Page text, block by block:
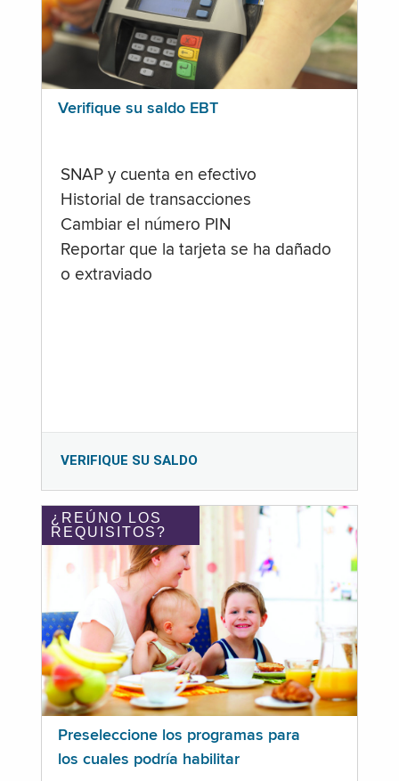
Verifique su saldo EBT
SNAP y cuenta en efectivo
Historial de transacciones
Cambiar el número PIN
Reportar que la tarjeta se ha dañado
o extraviado
VERIFIQUE SU SALDO
¿REÚNO LOS
REQUISITOS?
Preseleccione los programas para
los cuales podría habilitar